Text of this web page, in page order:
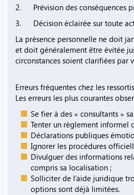
2. Prévision des conséquences
3. Décision éclairée sur toute
La présence personnelle ne doit
et doit généralement être évitée
circonstances soient clarifiées par
Erreurs fréquentes chez les
Les erreurs les plus courantes
Se fier à des « consultants »
Tenter un règlement informel
Déclarations publiques
Ignorer les procédures
Divulguer des informations
compris sa localisation ;
Solliciter de l’aide juridique
options sont déjà limitées.